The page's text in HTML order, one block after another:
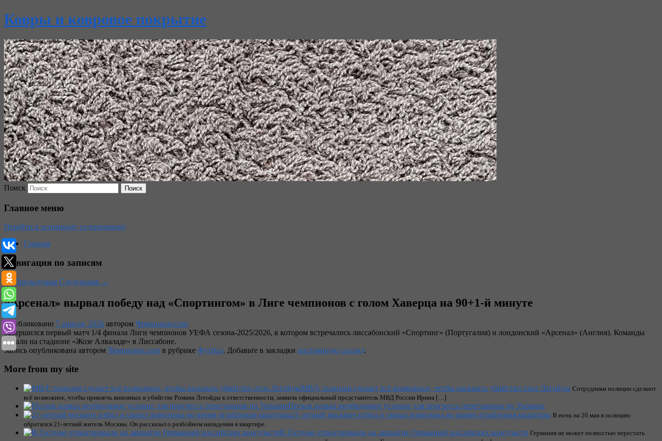
Ковры и ковровое покрытие
Поиск
Главное меню
Перейти к основному содержимому
Главная
Навигация по записям
←Предыдущая Следующая →
«Арсенал» вырвал победу над «Спортингом» в Лиге чемпионов с голом Хаверца на 90+1-й минуте
Опубликовано 7 апреля, 2026 автором Чемпионат.com
Завершился первый матч 1/4 финала Лиги чемпионов УЕФА сезона-2025/2026, в котором встречались лиссабонский «Спортинг» (Португалия) и лондонский «Арсенал» (Англия). Команды
играли на стадионе «Жозе Алваладе» в Лиссабоне.
Запись опубликована автором Чемпионат.com в рубрике Футбол. Добавьте в закладки постоянную ссылку.
More from my site
МВД: полиция сделает всё возможное, чтобы раскрыть убийство отца Легойды Сотрудники полиции сделают
всё возможное, чтобы привлечь виновных в убийстве Романа Легойды к ответственности, заявила официальный представитель МВД России Ирина […]
Песков назвал необходимое условие для прогресса переговоров по Украине
21-летний москвич избил и связал ровесника во время ограбления квартиры В ночь на 20 мая в полицию
обратился 21-летний житель Москвы. Он рассказал о разбойном нападении в квартире.
В Госдуме отреагировали на закрытие Германией российских консульств Германия не может полностью перестать